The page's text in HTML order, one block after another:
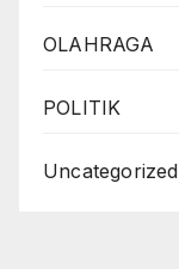
OLAHRAGA
POLITIK
Uncategorized